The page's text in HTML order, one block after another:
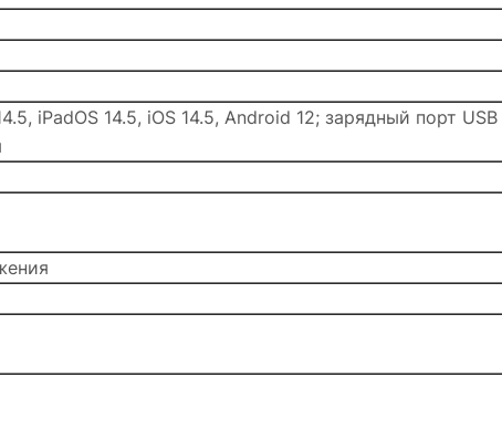
iPadOS 14.5, iOS 14.5, Android 12; зарядный порт